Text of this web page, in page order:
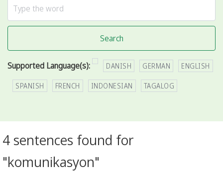
Search
Supported Language(s): DANISH GERMAN ENGLISH
SPANISH FRENCH INDONESIAN TAGALOG
4 sentences found for
"komunikasyon"